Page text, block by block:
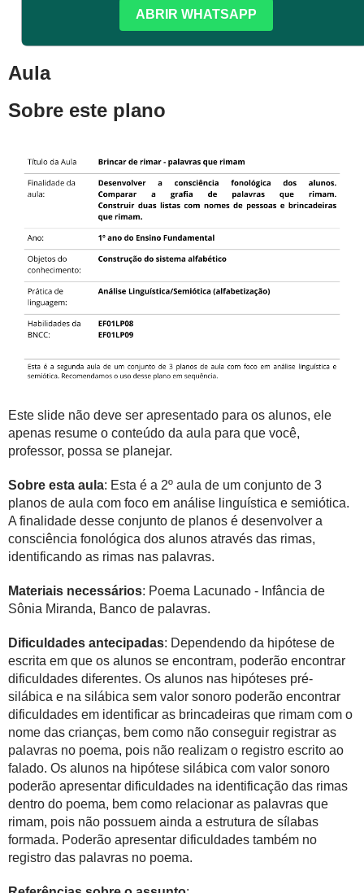
ABRIR WHATSAPP
Aula
Sobre este plano
Este slide não deve ser apresentado para os alunos, ele
apenas resume o conteúdo da aula para que você,
professor, possa se planejar.
Sobre esta aula: Esta é a 2º aula de um conjunto de 3
planos de aula com foco em análise linguística e semiótica.
A finalidade desse conjunto de planos é desenvolver a
consciência fonológica dos alunos através das rimas,
identificando as rimas nas palavras.
Materiais necessários: Poema Lacunado - Infância de
Sônia Miranda, Banco de palavras.
Dificuldades antecipadas: Dependendo da hipótese de
escrita em que os alunos se encontram, poderão encontrar
dificuldades diferentes. Os alunos nas hipóteses pré-
silábica e na silábica sem valor sonoro poderão encontrar
dificuldades em identificar as brincadeiras que rimam com o
nome das crianças, bem como não conseguir registrar as
palavras no poema, pois não realizam o registro escrito ao
falado. Os alunos na hipótese silábica com valor sonoro
poderão apresentar dificuldades na identificação das rimas
dentro do poema, bem como relacionar as palavras que
rimam, pois não possuem ainda a estrutura de sílabas
formada. Poderão apresentar dificuldades também no
registro das palavras no poema.